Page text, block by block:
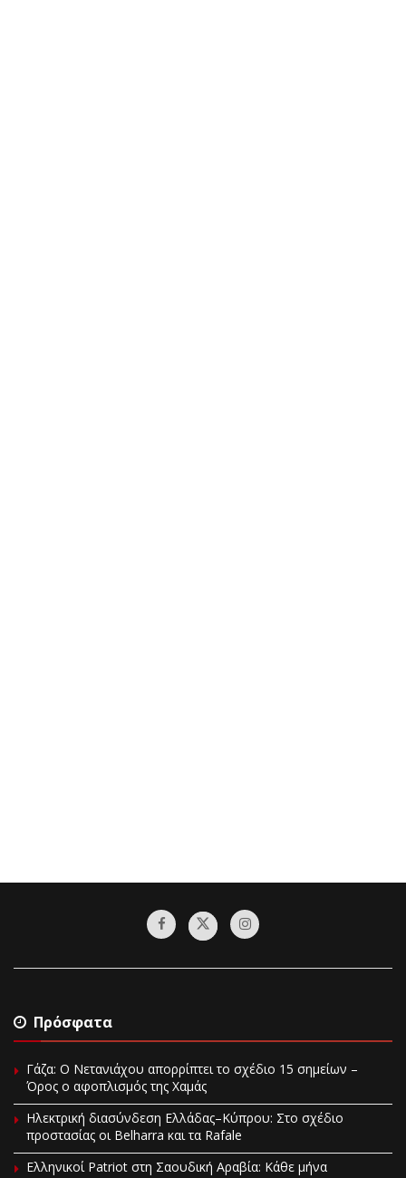
Πρόσφατα
Γάζα: Ο Νετανιάχου απορρίπτει το σχέδιο 15 σημείων –
Όρος ο αφοπλισμός της Χαμάς
Ηλεκτρική διασύνδεση Ελλάδας–Κύπρου: Στο σχέδιο
προστασίας οι Belharra και τα Rafale
Ελληνικοί Patriot στη Σαουδική Αραβία: Κάθε μήνα